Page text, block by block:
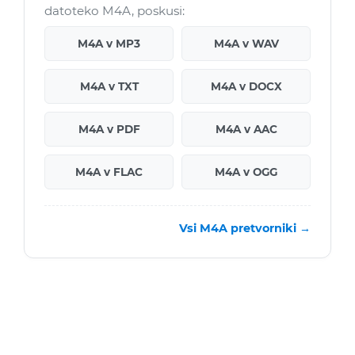
datoteko M4A, poskusi:
M4A v MP3 M4A v WAV
M4A v TXT M4A v DOCX
M4A v PDF M4A v AAC
M4A v FLAC M4A v OGG
Vsi M4A pretvorniki →